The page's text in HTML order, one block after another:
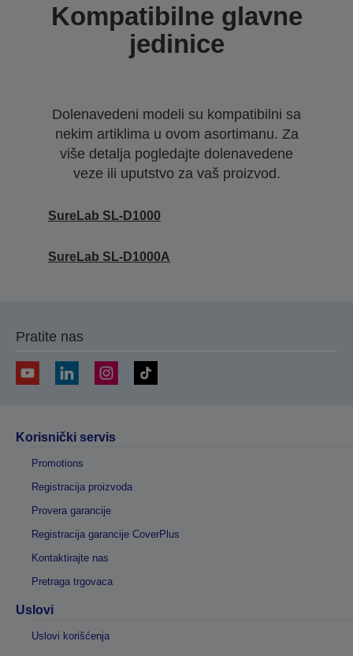
Kompatibilne glavne
jedinice
Dolenavedeni modeli su kompatibilni sa
nekim artiklima u ovom asortimanu. Za
više detalja pogledajte dolenavedene
veze ili uputstvo za vaš proizvod.
SureLab SL-D1000
SureLab SL-D1000A
Pratite nas
Korisnički servis
Promotions
Registracija proizvoda
Provera garancije
Registracija garancije CoverPlus
Kontaktirajte nas
Pretraga trgovaca
Uslovi
Uslovi korišćenja